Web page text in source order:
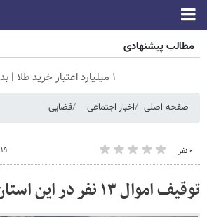
مطالب پیشنهادی
۱ میلیارد اعتبار خرید طلا | بدون ضامن و چک
صفحه اصلی اخبار اجتماعی قضایی
۰ نفر ۱۹ خرداد ۱۴۰۵ - ۱۲:۱۰
توقیف اموال ۱۳ نفر در این استان